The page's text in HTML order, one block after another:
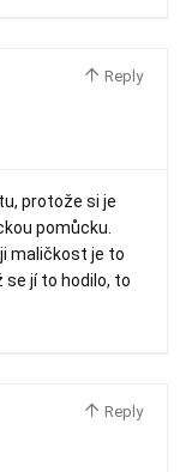
Reply
protože si je
pomůcku.
maličkost je to
se jí to hodilo, to
Reply